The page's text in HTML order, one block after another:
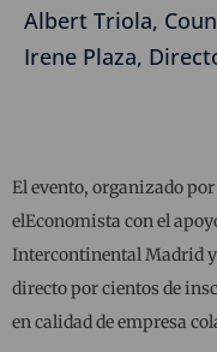
Albert Triola,
Irene Plaza,
El evento, organizado
elEconomista con el
Intercontinental Madrid
directo por cientos de
en calidad de empresa